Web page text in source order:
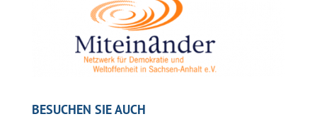
BESUCHEN SIE AUCH